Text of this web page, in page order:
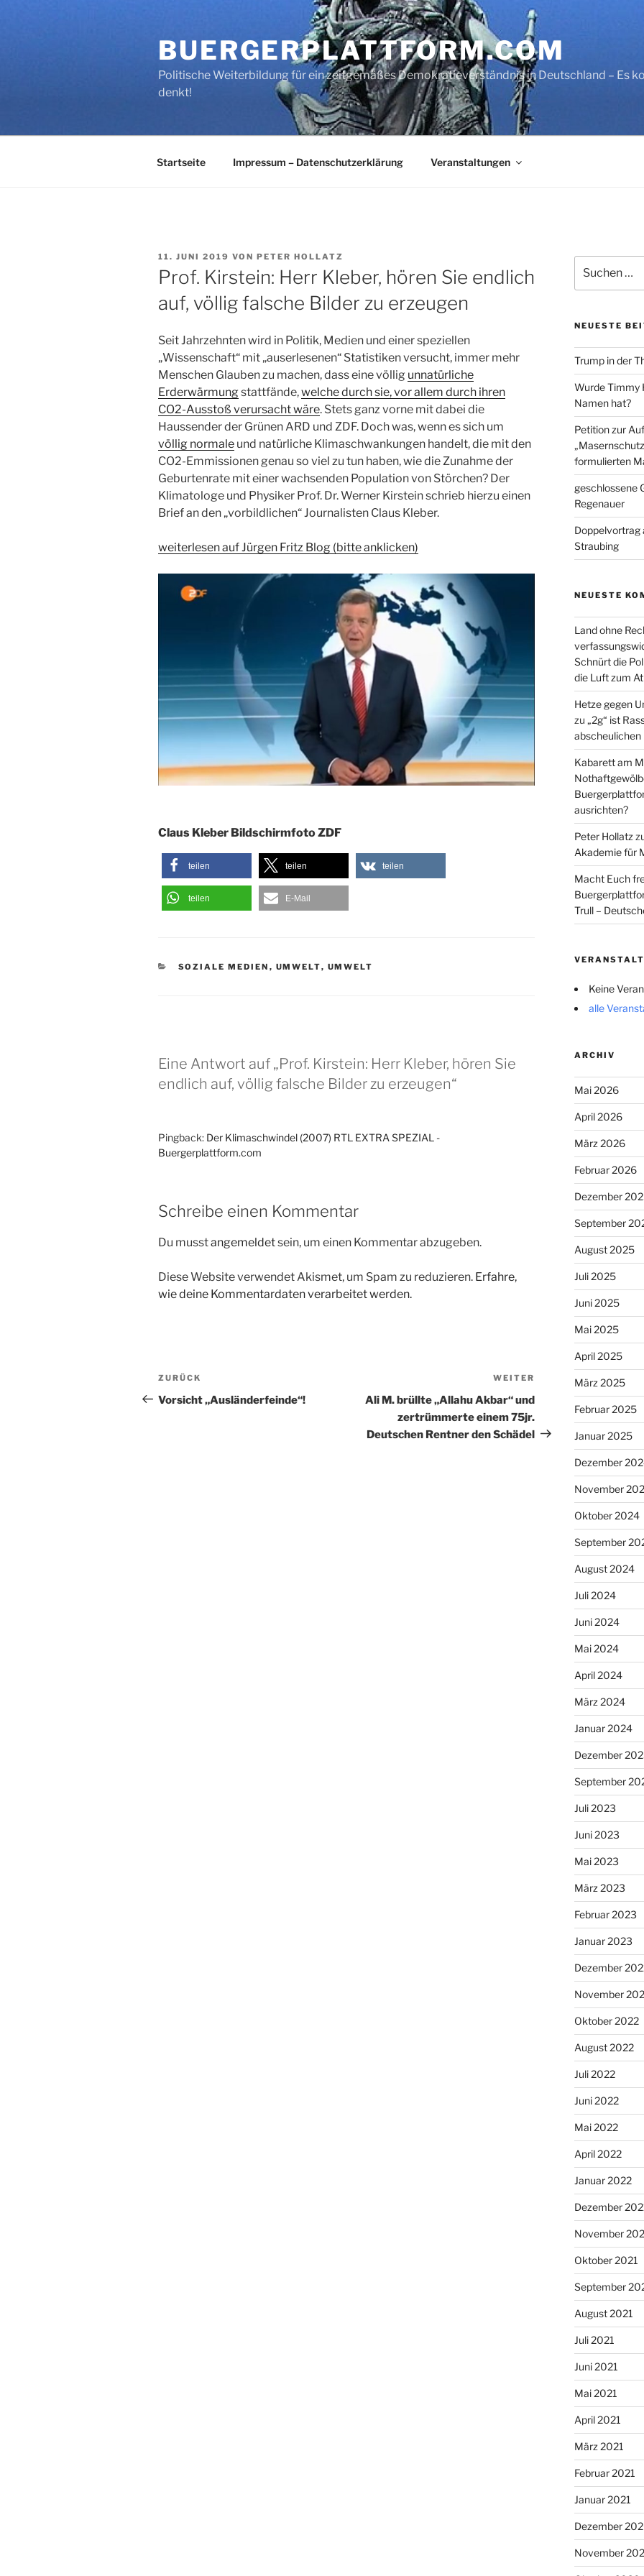
BUERGERPLATTFORM.COM
Politische Weiterbildung für ein zeitgemäßes Demokratieverständnis in Deutschland – Es
denkt!
Startseite Impressum – Datenschutzerklärung Veranstaltungen
VERÖFFENTLICHT
AM
11. JUNI 2019 VON PETER HOLLATZ
Prof. Kirstein: Herr Kleber, hören Sie endlich
auf, völlig falsche Bilder zu erzeugen
Seit Jahrzehnten wird in Politik, Medien und einer speziellen
„Wissenschaft“ mit „auserlesenen“ Statistiken versucht, immer mehr
Menschen Glauben zu machen, dass eine völlig unnatürliche
Erderwärmungstattfände,welche durch sie, vor allem durch ihren
CO2-Ausstoß verursacht wäre. Stets ganz vorne mit dabei die
Haussender der Grünen ARD und ZDF. Doch was, wenn es sich um
völlig normale und natürliche Klimaschwankungen handelt, die mit den
CO2-Emmissionen genau so viel zu tun haben, wie die Zunahme der
Geburtenrate mit einer wachsenden Population von Störchen? Der
Klimatologe und Physiker Prof. Dr. Werner Kirstein schrieb hierzu einen
Brief an den „vorbildlichen“ Journalisten Claus Kleber.
weiterlesen auf Jürgen Fritz Blog (bitte anklicken)
Claus Kleber Bildschirmfoto ZDF
teilen teilen teilen
teilen E-Mail
KATEGORIEN
SOZIALE MEDIEN , UMWELT, UMWELT
Eine Antwort auf „Prof. Kirstein: Herr Kleber, hören Sie
endlich auf, völlig falsche Bilder zu erzeugen“
Pingback: Der Klimaschwindel (2007) RTL EXTRA SPEZIAL -
Buergerplattform.com
Schreibe einen Kommentar
Du musstangemeldetsein, um einen Kommentar abzugeben.
Diese Website verwendet Akismet, um Spam zu reduzieren. Erfahre,
wie deine Kommentardaten verarbeitet werden.
Beitragsnavigation
Vorheriger
Beitrag
ZURÜCK
Vorsicht „Ausländerfeinde“!
Nächster
Beitrag
WEITER
Ali M. brüllte „Allahu Akbar“ und
zertrümmerte einem 75jr.
Deutschen Rentner den Schädel
nach:
NEUESTE
Trump in der
Wurde Timmy
Namen hat?
Petition zur
formulierten
geschlossene
Regenauer
Doppelvortrag
Straubing
NEUESTE
Land ohne
Schnürt die
die Luft zum
Hetze gegen
zu „2g“ ist
abscheulichen
Kabarett am
ausrichten?
Peter Hollatz
Akademie für
Macht Euch
Trull –
Keine
alle
ARCHIV
Mai 2026
April 2026
März 2026
Februar 2026
Dezember
September
August 2025
Juli 2025
Juni 2025
Mai 2025
April 2025
März 2025
Februar 2025
Januar 2025
Dezember
November
Oktober 2024
September
August 2024
Juli 2024
Juni 2024
Mai 2024
April 2024
März 2024
Januar 2024
Dezember
September
Juli 2023
Juni 2023
Mai 2023
März 2023
Februar 2023
Januar 2023
Dezember
November
Oktober 2022
August 2022
Juli 2022
Juni 2022
Mai 2022
April 2022
Januar 2022
Dezember
November
Oktober 2021
September
August 2021
Juli 2021
Juni 2021
Mai 2021
April 2021
März 2021
Februar 2021
Januar 2021
Dezember
November